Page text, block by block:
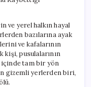
Gizemli
Şehri
için
ve yerel halkın hayal
bazılarına ayak
ve kafalarının
kişi, pusulalarının
tam bir yön
gizemli yerlerden biri,